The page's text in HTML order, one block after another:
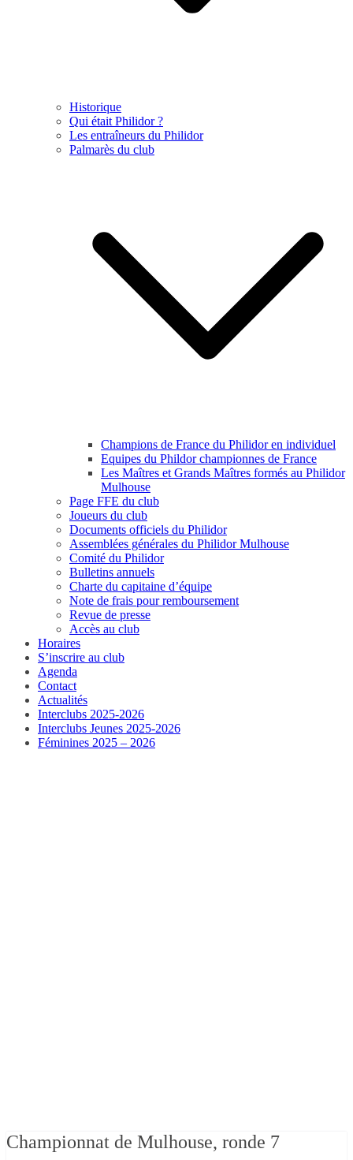
Historique
Qui était Philidor ?
Les entraîneurs du Philidor
Palmarès du club
Champions de France du Philidor en individuel
Equipes du Phildor championnes de France
Les Maîtres et Grands Maîtres formés au Philidor
Mulhouse
Page FFE du club
Joueurs du club
Documents officiels du Philidor
Assemblées générales du Philidor Mulhouse
Comité du Philidor
Bulletins annuels
Charte du capitaine d’équipe
Note de frais pour remboursement
Revue de presse
Accès au club
Horaires
S’inscrire au club
Agenda
Contact
Actualités
Interclubs 2025-2026
Interclubs Jeunes 2025-2026
Féminines 2025 – 2026
Championnat de Mulhouse, ronde 7